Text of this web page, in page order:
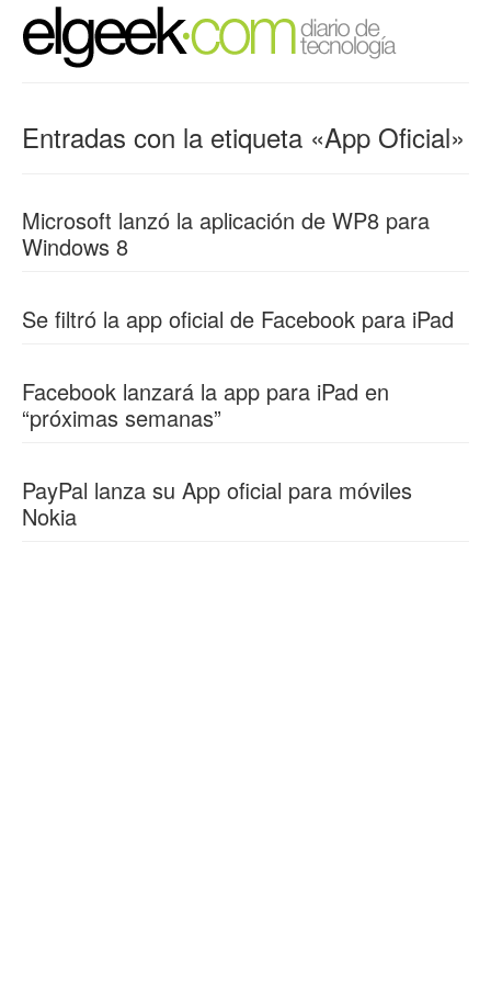
Entradas con la etiqueta «App Oficial»
Microsoft lanzó la aplicación de WP8 para
Windows 8
Se filtró la app oficial de Facebook para iPad
Facebook lanzará la app para iPad en
“próximas semanas”
PayPal lanza su App oficial para móviles
Nokia